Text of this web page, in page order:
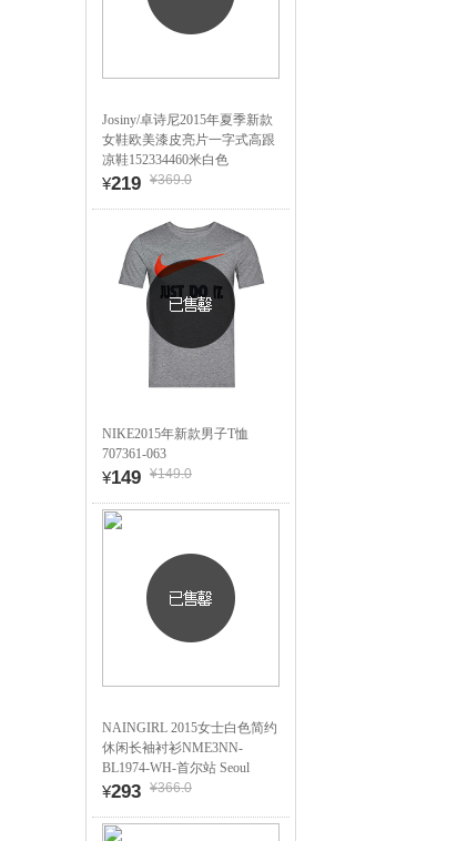
Josiny/卓诗尼2015年夏季新款
女鞋欧美漆皮亮片一字式高跟
凉鞋152334460米白色
¥219 ¥369.0
NIKE2015年新款男子T恤
707361-063
¥149 ¥149.0
NAINGIRL 2015女士白色简约
休闲长袖衬衫NME3NN-
BL1974-WH-首尔站 Seoul
¥293 ¥366.0